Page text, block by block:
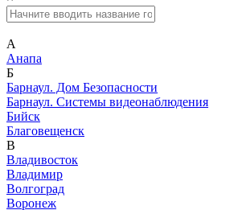
А
Анапа
Б
Барнаул. Дом Безопасности
Барнаул. Системы видеонаблюдения
Бийск
Благовещенск
В
Владивосток
Владимир
Волгоград
Воронеж